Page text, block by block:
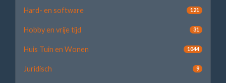
Hard- en software 121
Hobby en vrije tijd 31
Huis Tuin en Wonen 1044
Juridisch 9